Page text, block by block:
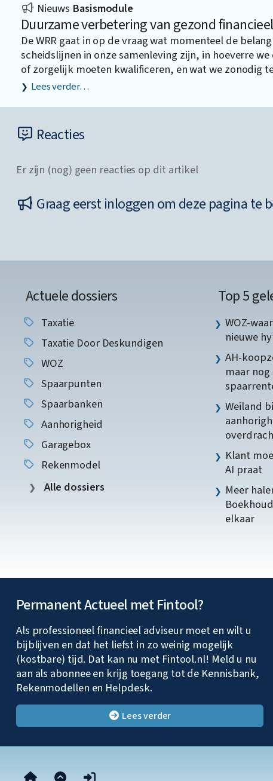
Nieuws Basismodule
Duurzame verbetering van gezond
De WRR gaat in op de vraag wat momenteel de
scheidslijnen in onze samenleving zijn, in hoeverre
of zorgelijk moeten kwalificeren, en wat we zonodig
Lees verder…
Reacties
Er zijn (nog) geen reacties op dit artikel
Graag eerst inloggen om deze pagina te
Actuele dossiers
Taxatie
Taxatie Door Deskundigen
WOZ
Spaarpunten
Spaarbanken
Aanhorigheid
Garagebox
Rekenmodel
Alle dossiers
Top 5
WOZ-
nieuwe
AH-
maar
Weiland
Klant
AI praat
Meer
elkaar
Permanent Actueel met Fintool?
Als professioneel financieel adviseur moet en wilt u
bijblijven en dat het liefst in zo weinig mogelijk
(kostbare) tijd. Dat kan nu met Fintool.nl! Meld u nu
aan als abonnee en krijg toegang tot de Kennisbank,
Rekenmodellen en Helpdesk.
Lees verder